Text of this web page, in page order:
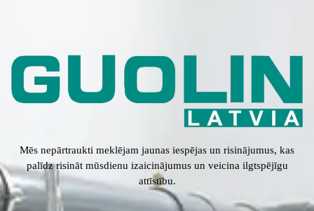
Mēs nepārtraukti meklējam jaunas iespējas un risinājumus, kas
palīdz risināt mūsdienu izaicinājumus un veicina ilgtspējīgu
attīstību.